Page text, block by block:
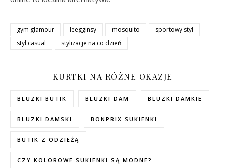
gym glamour leegginsy mosquito
sportowy styl
styl casual
stylizacje na co dzień
KURTKI NA RÓŻNE OKAZJE
BLUZKI BUTIK BLUZKI DAM BLUZKI DAMKIE
BLUZKI DAMSKI BONPRIX SUKIENKI
BUTIK Z ODZIEŻĄ
CZY KOLOROWE SUKIENKI SĄ MODNE?